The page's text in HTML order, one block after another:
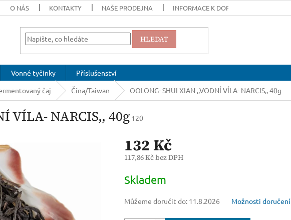
O NÁS KONTAKTY NAŠE PRODEJNA INFORMACE K DOPRAVĚ A PLATBĚ
HLEDAT
Vonné tyčinky
Příslušenství
čaj Čína/Taiwan OOLONG- SHUI XIAN ,,VODNÍ VÍLA- NARCIS,, 40g
VÍLA- NARCIS,, 40g 120
132 Kč
117,86 Kč bez DPH
cena:
Skladem
Můžeme doručit do: 11.8.2026 Možnosti doručení